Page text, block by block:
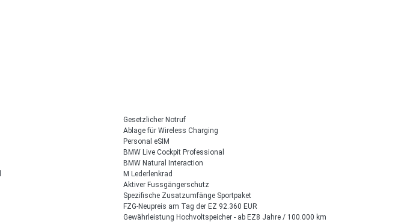
Gesetzlicher Notruf
Ablage für Wireless Charging
Personal eSIM
BMW Live Cockpit Professional
BMW Natural Interaction
M Lederlenkrad
Aktiver Fussgängerschutz
Spezifische Zusatzumfänge Sportpaket
FZG-Neupreis am Tag der EZ 92.360 EUR
Gewährleistung Hochvoltspeicher - ab EZ8 Jahre / 100.000 km